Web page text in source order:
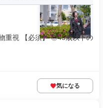
重視 【必須】 ◎45歳以下の
気になる